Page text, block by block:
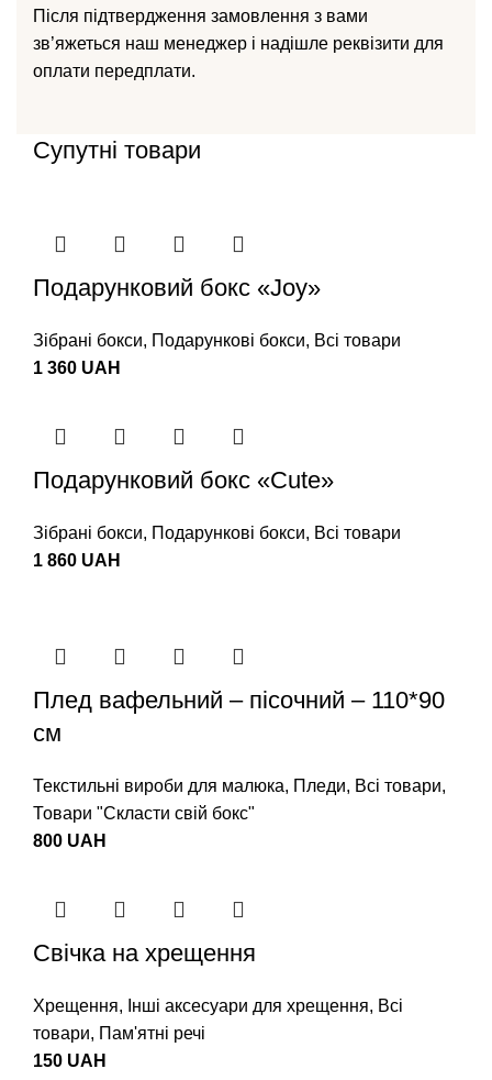
Після підтвердження замовлення з вами
зв’яжеться наш менеджер і надішле реквізити для
оплати передплати.
Супутні товари
Подарунковий бокс «Joy»
Зібрані бокси, Подарункові бокси, Всі товари
1 360 UAH
Подарунковий бокс «Cute»
Зібрані бокси, Подарункові бокси, Всі товари
1 860 UAH
Плед вафельний – пісочний – 110*90
см
Текстильні вироби для малюка, Пледи, Всі товари,
Товари "Cкласти свій бокс"
800 UAH
Свічка на хрещення
Хрещення, Інші аксесуари для хрещення, Всі
товари, Пам'ятні речі
150 UAH